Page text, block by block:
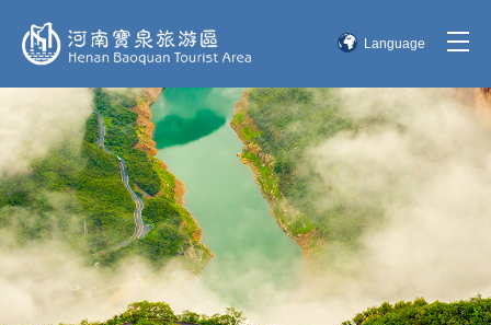
Language
English
한국어
日本語